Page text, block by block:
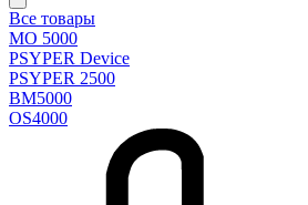
Все товары
MO 5000
PSYPER Device
PSYPER 2500
BM5000
OS4000